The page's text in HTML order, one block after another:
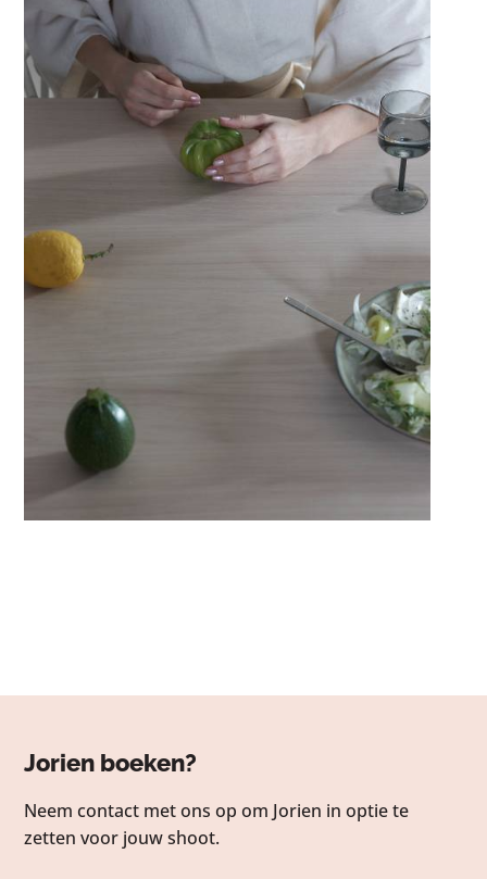
Jorien boeken?
Neem contact met ons op om Jorien in optie te
zetten voor jouw shoot.